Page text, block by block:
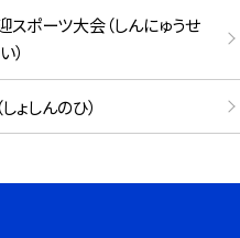
ポーツ大会（しんにゅうせ
ょしんのひ）